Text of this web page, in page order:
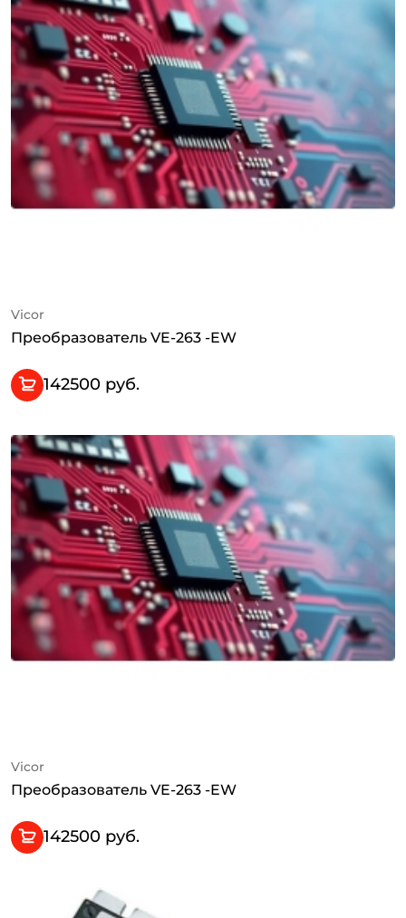
Vicor
Преобразователь VE-263 -EW
142500 руб.
Vicor
Преобразователь VE-263 -EW
142500 руб.